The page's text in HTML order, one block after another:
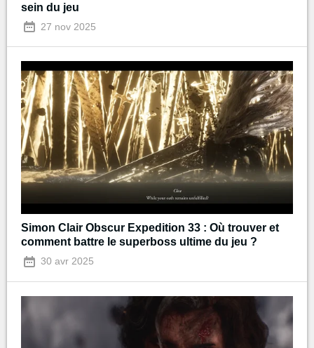
sein du jeu
27 nov 2025
Simon Clair Obscur Expedition 33 : Où trouver et
comment battre le superboss ultime du jeu ?
30 avr 2025